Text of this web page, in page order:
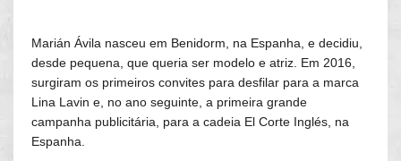
Marián Ávila nasceu em Benidorm, na Espanha, e decidiu,
desde pequena, que queria ser modelo e atriz. Em 2016,
surgiram os primeiros convites para desfilar para a marca
Lina Lavin e, no ano seguinte, a primeira grande
campanha publicitária, para a cadeia El Corte Inglés, na
Espanha.